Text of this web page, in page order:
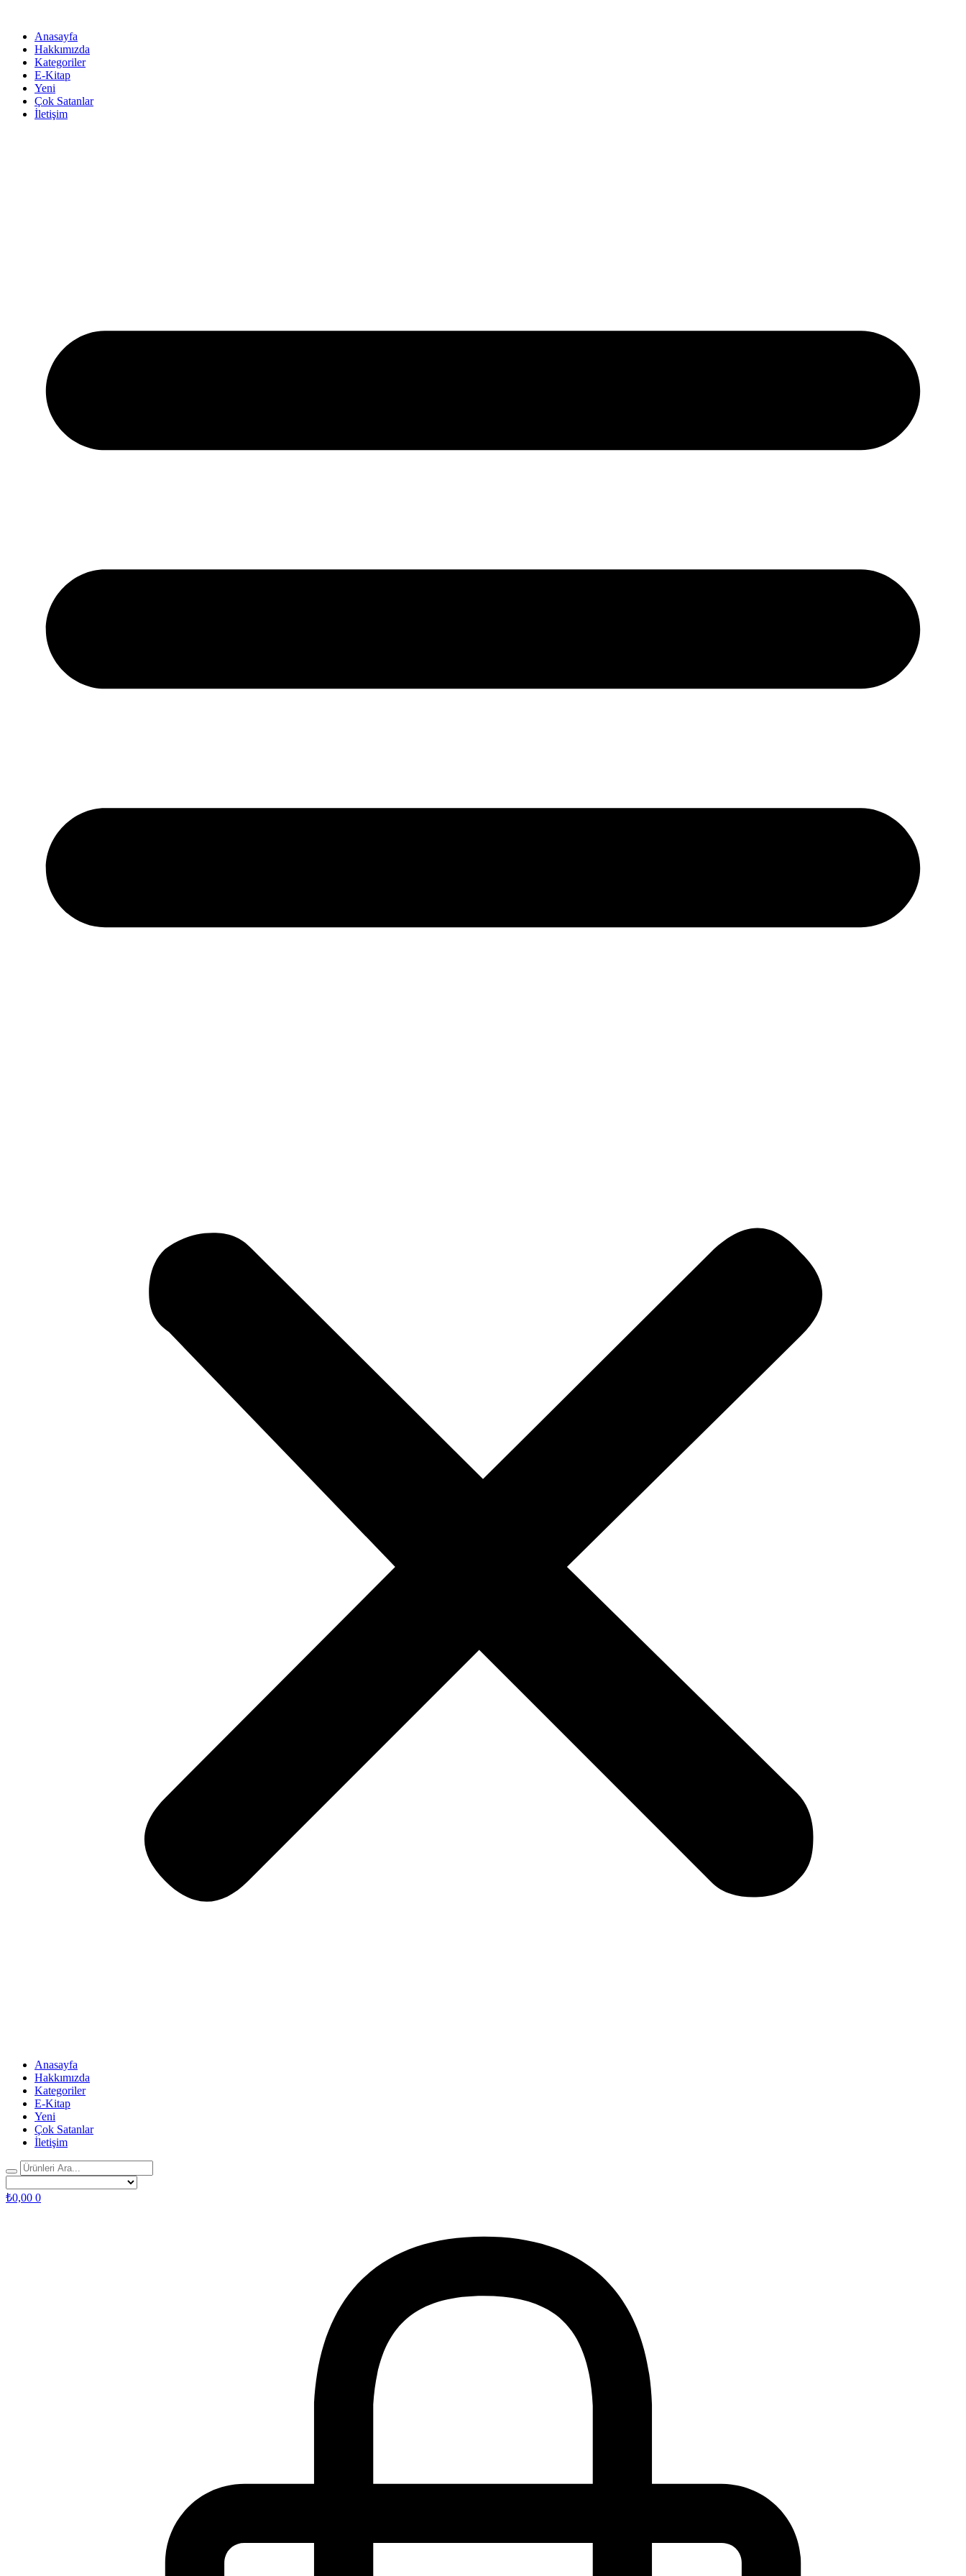
Anasayfa
Hakkımızda
Kategoriler
E-Kitap
Yeni
Çok Satanlar
İletişim
Anasayfa
Hakkımızda
Kategoriler
E-Kitap
Yeni
Çok Satanlar
İletişim
₺0,00 0